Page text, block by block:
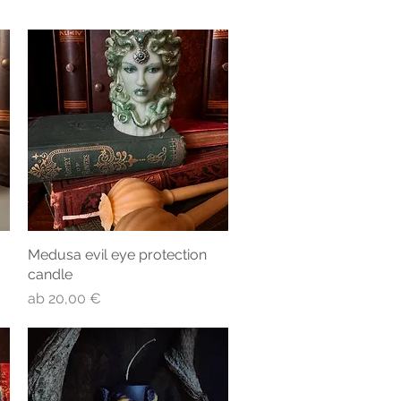
Schnellansicht
Medusa evil eye protection
candle
ab 20,00 €
Sale-Preis